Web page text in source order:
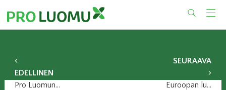
content
EDELLINEN
Pro Luomun kevätkokous 18.5.
SEURAAVA
Euroopan luomumarkkinat kasvoivat vauhdilla 2014